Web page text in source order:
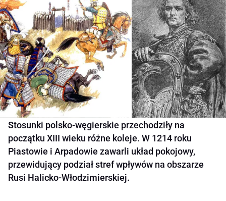
Stosunki polsko-węgierskie przechodziły na
początku XIII wieku różne koleje. W 1214 roku
Piastowie i Arpadowie zawarli układ pokojowy,
przewidujący podział stref wpływów na obszarze
Rusi Halicko-Włodzimierskiej.